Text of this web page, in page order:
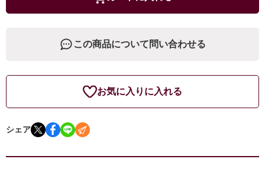
この商品について問い合わせる
お気に入りに入れる
シェア